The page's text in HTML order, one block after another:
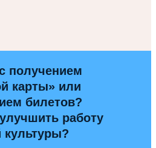
получением
карты» или
билетов?
работу
культуры?